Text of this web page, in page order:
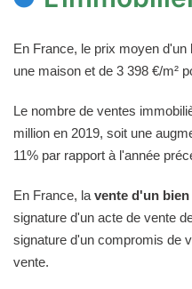
En France, le prix moyen d'un
une maison et de 3 398 €/m²
Le nombre de ventes
million en 2019, soit une
11% par rapport à l'année
En France, la vente d'un
signature d'un acte de vente
signature d'un compromis de
vente.